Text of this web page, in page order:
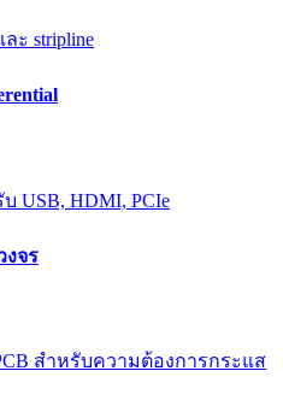
ะ stripline
USB, HDMI, PCIe
งจร
สำหรับความต้องการกระแส